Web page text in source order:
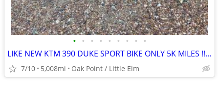
• • • • • • • • •
LIKE NEW KTM 390 DUKE SPORT BIKE ONLY 5K MILES !!obo!!
7/10 5,008mi Oak Point / Little Elm